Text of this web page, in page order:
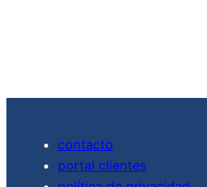
contacto
portal clientes